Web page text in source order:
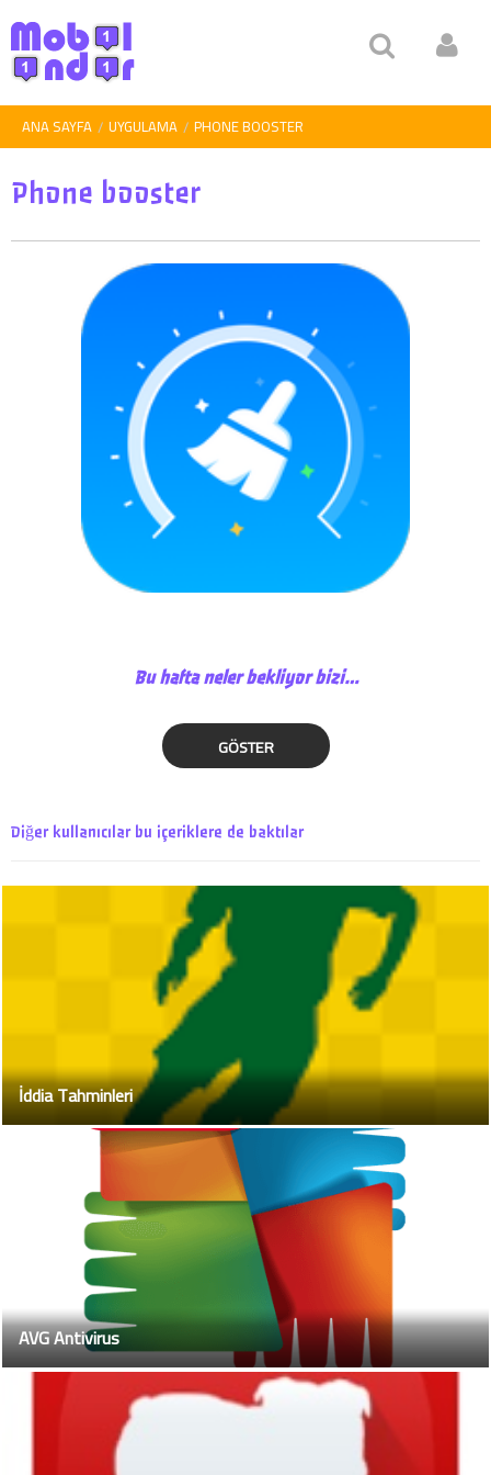
ANA SAYFA UYGULAMA PHONE BOOSTER
Phone booster
Bu hafta neler bekliyor bizi…
GÖSTER
Diğer kullanıcılar bu içeriklere de baktılar
İddia Tahminleri
AVG Antivirus